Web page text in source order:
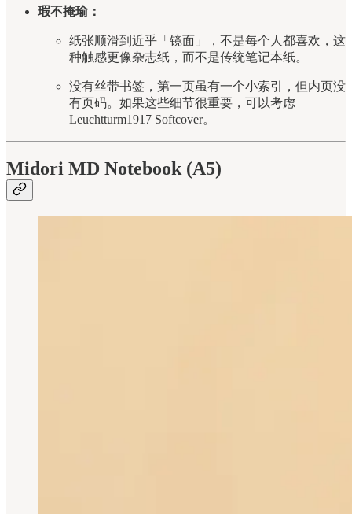
瑕不掩瑜：
纸张顺滑到近乎「镜面」，不是每个人都喜欢，这
种触感更像杂志纸，而不是传统笔记本纸。
没有丝带书签，第一页虽有一个小索引，但内页没
有页码。如果这些细节很重要，可以考虑
Leuchtturm1917 Softcover。
Midori MD Notebook (A5)